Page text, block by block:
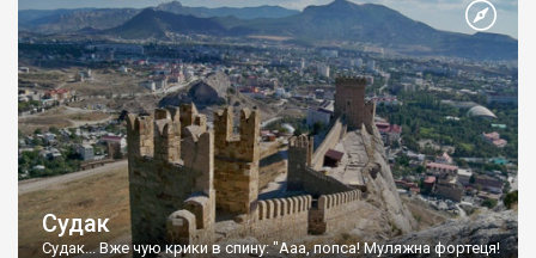
Судак
Судак... Вже чую крики в спину: "Ааа, попса! Муляжна фортеця!